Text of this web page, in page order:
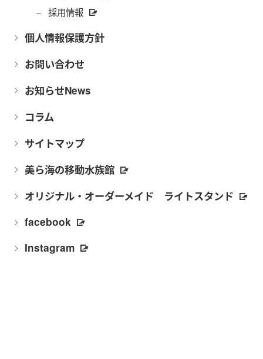
採用情報
個人情報保護方針
お問い合わせ
お知らせNews
コラム
サイトマップ
美ら海の移動水族館
オリジナル・オーダーメイド ライトスタンド
facebook
Instagram